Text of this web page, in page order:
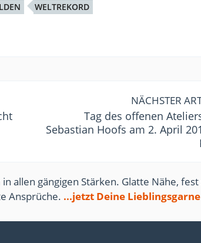
WELTREKORD
NÄCHSTER
Tag des offenen
Sebastian Hoofs am 2. April
in allen gängigen Stärken. Glatte Nähe,
Ansprüche. ...jetzt Deine